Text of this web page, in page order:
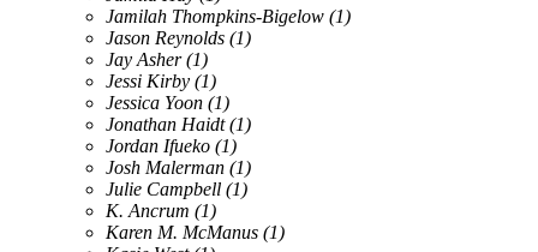
Jamilah Thompkins-Bigelow (1)
Jason Reynolds (1)
Jay Asher (1)
Jessi Kirby (1)
Jessica Yoon (1)
Jonathan Haidt (1)
Jordan Ifueko (1)
Josh Malerman (1)
Julie Campbell (1)
K. Ancrum (1)
Karen M. McManus (1)